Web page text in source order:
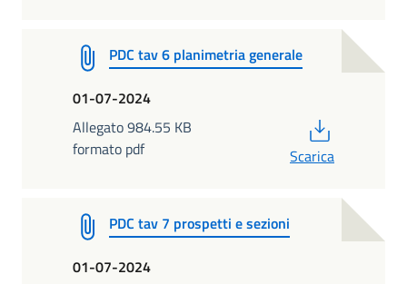
PDC tav 6 planimetria generale
01-07-2024
Allegato 984.55 KB
formato pdf
Scarica
PDC tav 7 prospetti e sezioni
01-07-2024